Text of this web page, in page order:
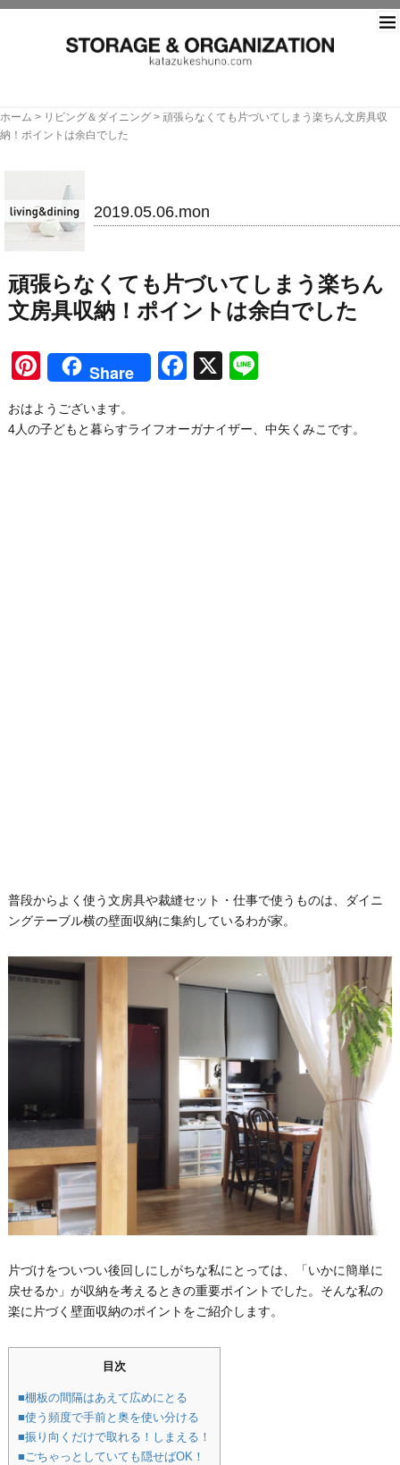
ホーム > リビング＆ダイニング > 頑張らなくても片づいてしまう楽ちん文房具収
納！ポイントは余白でした
2019.05.06.mon
頑張らなくても片づいてしまう楽ちん
文房具収納！ポイントは余白でした
Pinterest
Share Facebook
X
おはようございます。
4人の子どもと暮らすライフオーガナイザー、中矢くみこです。
普段からよく使う文房具や裁縫セット・仕事で使うものは、ダイニ
ングテーブル横の壁面収納に集約しているわが家。
片づけをついつい後回しにしがちな私にとっては、「いかに簡単に
戻せるか」が収納を考えるときの重要ポイントでした。そんな私の
楽に片づく壁面収納のポイントをご紹介します。
目次
■棚板の間隔はあえて広めにとる
■使う頻度で手前と奥を使い分ける
■振り向くだけで取れる！しまえる！
■ごちゃっとしていても隠せばOK！